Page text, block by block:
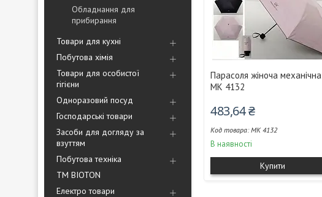
Обладнання для
прибирання
Товари для кухні
Побутова хімія
Товари для особистої
гігієни
Одноразовий посуд
Господарські товари
Засоби для догляду за
взуттям
Побутова техніка
ТМ BIOTON
Електро товари
Парасоля жіноча механічна
MK 4132
483,64 ₴
MK 4132
В наявності
Купити